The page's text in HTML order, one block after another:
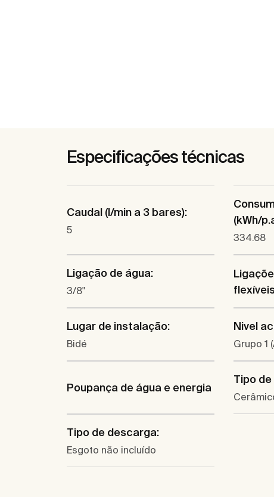
Especificações técnicas
Caudal (l/min a 3 bares):
5
(kWh/
334.68
Ligação de água:
3/8"
Lugar de instalação:
Bidé
Nivel
Grupo 1
Poupança de água e energia
Tipo
Tipo de descarga:
Esgoto não incluído